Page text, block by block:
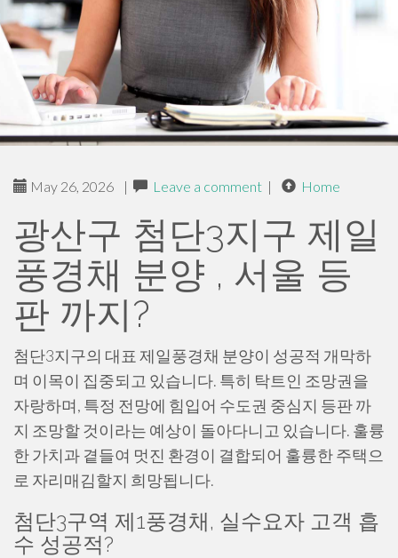
May 26, 2026 | Leave a comment | Home
광산구 첨단3지구 제일
풍경채 분양 , 서울 등
판 까지?
첨단3지구의 대표 제일풍경채 분양이 성공적 개막하
며 이목이 집중되고 있습니다. 특히 탁트인 조망권을
자랑하며, 특정 전망에 힘입어 수도권 중심지 등판 까
지 조망할 것이라는 예상이 돌아다니고 있습니다. 훌륭
한 가치과 곁들여 멋진 환경이 결합되어 훌륭한 주택으
로 자리매김할지 희망됩니다.
첨단3구역 제1풍경채, 실수요자 고객 흡
수 성공적?